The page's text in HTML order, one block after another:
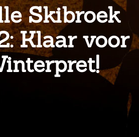
Skibroek
Klaar voor